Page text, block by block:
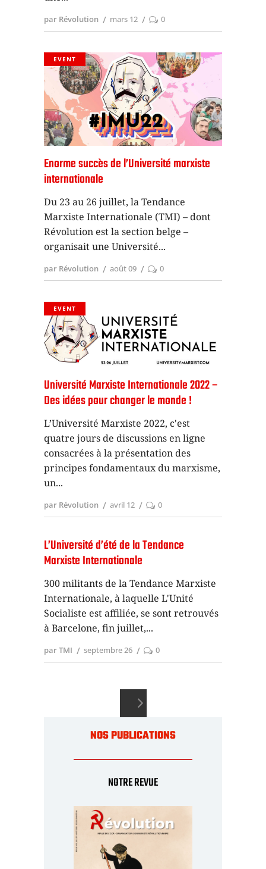
par Révolution mars 12 0
EVENT
Enorme succès de l’Université marxiste
internationale
Du 23 au 26 juillet, la Tendance
Marxiste Internationale (TMI) – dont
Révolution est la section belge –
organisait une Université
par Révolution août 09 0
EVENT
Université Marxiste Internationale 2022 –
Des idées pour changer le monde !
L’Université Marxiste 2022, c'est
quatre jours de discussions en ligne
consacrées à la présentation des
principes fondamentaux du marxisme,
un
par Révolution avril 12 0
L’Université d’été de la Tendance
Marxiste Internationale
300 militants de la Tendance Marxiste
Internationale, à laquelle L'Unité
Socialiste est affiliée, se sont retrouvés
à Barcelone, fin juillet,
par TMI septembre 26 0
NOS PUBLICATIONS
NOTRE REVUE